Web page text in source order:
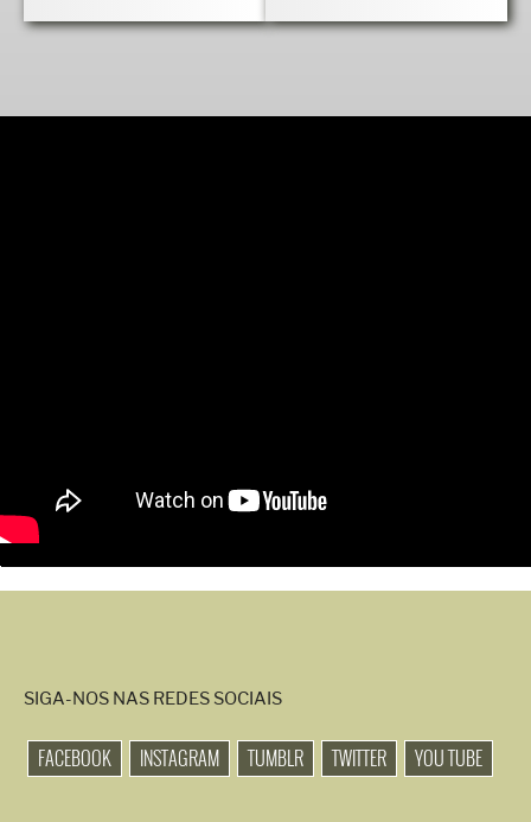
SIGA-NOS NAS REDES SOCIAIS
FACEBOOK INSTAGRAM TUMBLR TWITTER YOU TUBE